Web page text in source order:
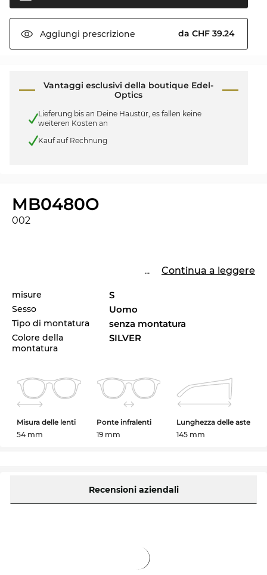
Aggiungi prescrizione da CHF 39.24
Vantaggi esclusivi della boutique Edel-
Optics
Lieferung bis an Deine Haustür, es fallen keine
weiteren Kosten an
Kauf auf Rechnung
MB0480O
002
... Continua a leggere
misure S
Sesso Uomo
Tipo di montatura senza montatura
Colore della
montatura
SILVER
Misura delle lenti
54 mm
Ponte infralenti
19 mm
Lunghezza delle aste
145 mm
Recensioni aziendali